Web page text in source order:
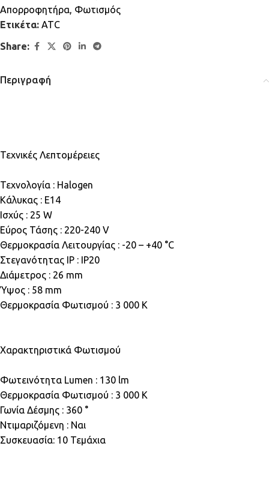
Απορροφητήρα Φωτισμός
Ετικέτα: ATC
Share:
Περιγραφή
Τεχνικές Λεπτομέρειες
Τεχνολογία : Halogen
Κάλυκας : E14
Ισχύς : 25 W
Εύρος Τάσης : 220-240 V
Θερμοκρασία Λειτουργίας : -20 – +40 °C
Στεγανότητας IP : IP20
Διάμετρος : 26 mm
Ύψος : 58 mm
Θερμοκρασία Φωτισμού : 3 000 K
Χαρακτηριστικά Φωτισμού
Φωτεινότητα Lumen : 130 lm
Θερμοκρασία Φωτισμού : 3 000 K
Γωνία Δέσμης : 360 °
Ντιμαριζόμενη : Ναι
Συσκευασία: 10 Τεμάχια